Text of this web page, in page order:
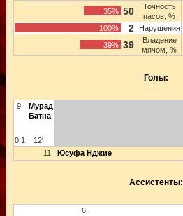
35% 50
Точность
пасов, %
100%
2 Нарушения
39% 39
Владение
мячом, %
Голы:
9
Мурад
Батна
0:1
12'
11
Юсуфа Нджие
Ассистенты:
6